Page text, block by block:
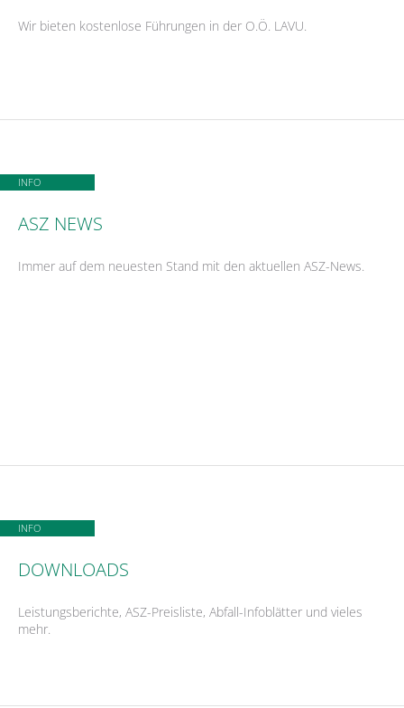
Wir bieten kostenlose Führungen in der O.Ö. LAVU.
INFO
ASZ NEWS
Immer auf dem neuesten Stand mit den aktuellen ASZ-News.
INFO
DOWNLOADS
Leistungsberichte, ASZ-Preisliste, Abfall-Infoblätter und vieles
mehr.